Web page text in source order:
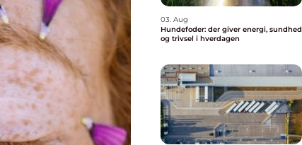
03. Aug
Hundefoder: der giver energi, sundhed
og trivsel i hverdagen